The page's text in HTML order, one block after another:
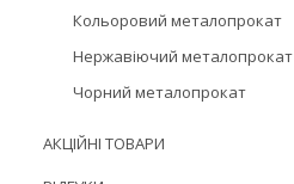
Кольоровий металопрокат
Нержавіючий металопрокат
Чорний металопрокат
АКЦІЙНІ ТОВАРИ